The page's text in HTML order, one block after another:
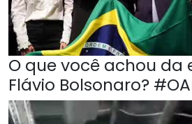
O que você achou da
Flávio Bolsonaro?